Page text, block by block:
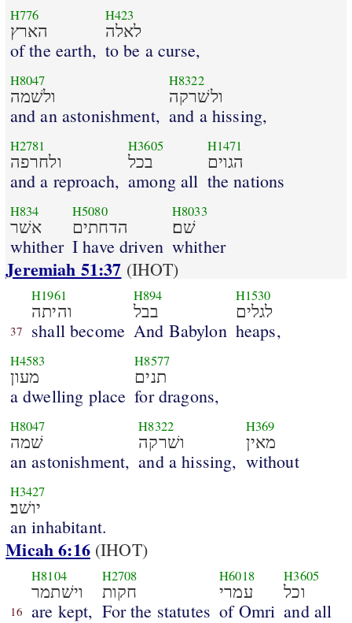
H776
הארץ
of the earth,
H423
לאלה
to be a curse,
H8047
ולשׁמה
and an astonishment,
H8322
ולשׁרקה
and a hissing,
H2781
ולחרפה
and a reproach,
H3605
בכל
among all
H1471
הגוים
the nations
H834
אשׁר
whither
H5080
הדחתים
I have driven
H8033
שׁם׃
whither
Jeremiah 51:37 (IHOT)
37
H1961
והיתה
shall become
H894
בבל
And Babylon
H1530
לגלים
heaps,
H4583
מעון
a dwelling place
H8577
תנים
for dragons,
H8047
שׁמה
an astonishment,
H8322
ושׁרקה
and a hissing,
H369
מאין
without
H3427
יושׁב׃
an inhabitant.
Micah 6:16(IHOT)
16
H8104
וישׁתמר
are kept,
H2708
חקות
For the statutes
H6018
עמרי
of Omri
H3605
וכל
and all